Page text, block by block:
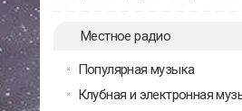
Местное радио
Популярная музыка
Клубная и электронная